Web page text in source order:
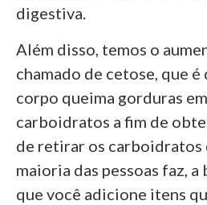
digestiva.
Além disso, temos o
chamado de cetose, que é
corpo queima gorduras
carboidratos a fim de
de retirar os carboidratos
maioria das pessoas faz,
que você adicione itens